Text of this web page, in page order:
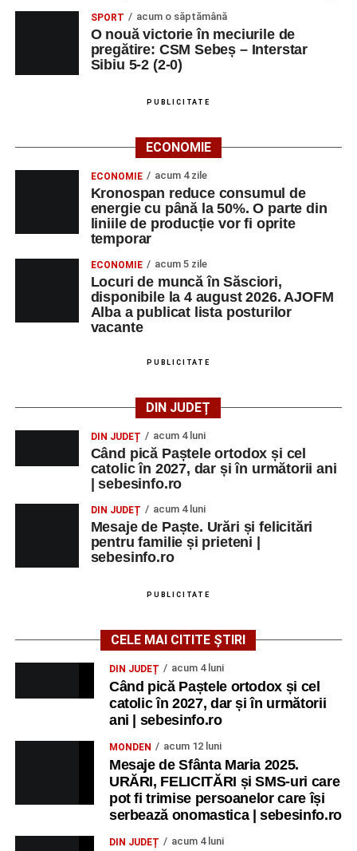
SPORT acum o săptămână
O nouă victorie în meciurile de
pregătire: CSM Sebeș – Interstar
Sibiu 5-2 (2-0)
PUBLICITATE
ECONOMIE
ECONOMIE acum 4 zile
Kronospan reduce consumul de
energie cu până la 50%. O parte din
liniile de producție vor fi oprite
temporar
ECONOMIE acum 5 zile
Locuri de muncă în Săsciori,
disponibile la 4 august 2026. AJOFM
Alba a publicat lista posturilor
vacante
PUBLICITATE
DIN JUDEȚ
DIN JUDEȚ acum 4 luni
Când pică Paștele ortodox și cel
catolic în 2027, dar și în următorii ani
| sebesinfo.ro
DIN JUDEȚ acum 4 luni
Mesaje de Paște. Urări și felicitări
pentru familie și prieteni |
sebesinfo.ro
PUBLICITATE
CELE MAI CITITE ȘTIRI
DIN JUDEȚ acum 4 luni
Când pică Paștele ortodox și cel
catolic în 2027, dar și în următorii
ani | sebesinfo.ro
MONDEN acum 12 luni
Mesaje de Sfânta Maria 2025.
URĂRI, FELICITĂRI și SMS-uri care
pot fi trimise persoanelor care își
serbează onomastica | sebesinfo.ro
DIN JUDEȚ acum 4 luni